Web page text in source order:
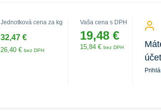
Jednotková cena za kg
32,47 €
26,40 € bez DPH
Vaša cena s DPH
19,48 €
15,84 € bez DPH